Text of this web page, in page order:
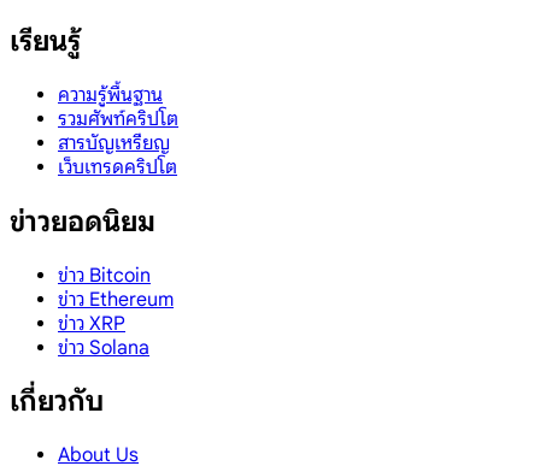
เรียนรู้
ความรู้พื้นฐาน
รวมศัพท์คริปโต
สารบัญเหรียญ
เว็บเทรดคริปโต
ข่าวยอดนิยม
ข่าว Bitcoin
ข่าว Ethereum
ข่าว XRP
ข่าว Solana
เกี่ยวกับ
About Us